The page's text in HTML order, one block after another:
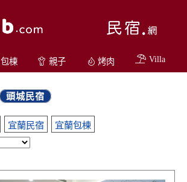
包棟 親子 烤肉 Villa
頭城民宿
宜蘭民宿 宜蘭包棟